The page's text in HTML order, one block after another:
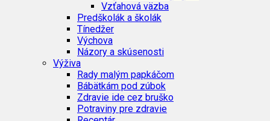
Vzťahová väzba
Predškolák a školák
Tínedžer
Výchova
Názory a skúsenosti
Výživa
Rady malým papkáčom
Bábätkám pod zúbok
Zdravie ide cez bruško
Potraviny pre zdravie